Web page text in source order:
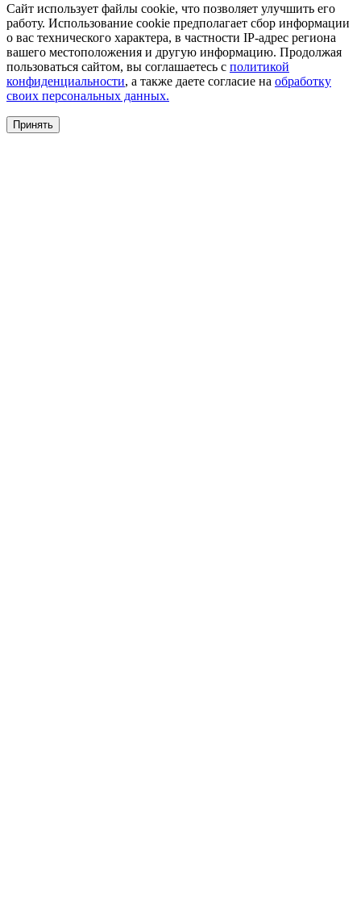
Сайт использует файлы cookie, что позволяет улучшить его
работу. Использование cookie предполагает сбор информации
о вас технического характера, в частности IP-адрес региона
вашего местоположения и другую информацию. Продолжая
пользоваться сайтом, вы соглашаетесь с политикой
конфиденциальности, а также даете согласие на обработку
своих персональных данных.
Принять